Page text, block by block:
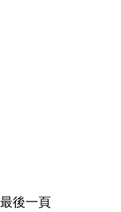
後一頁